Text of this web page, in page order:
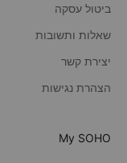
ביטול עסקה
שאלות ותשובות
יצירת קשר
הצהרת נגישות
My SOHO